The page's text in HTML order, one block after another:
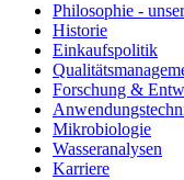
Philosophie -
Historie
Einkaufspolitik
Forschung &
Mikrobiologie
Wasseranalysen
Karriere